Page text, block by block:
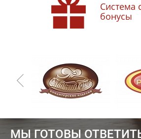
Система
бонусы
МЫ ГОТОВЫ